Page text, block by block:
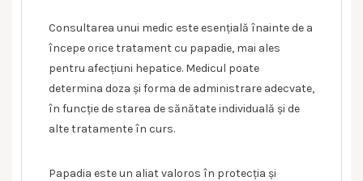
Consultarea unui medic este esențială înainte de a
începe orice tratament cu papadie, mai ales
pentru afecțiuni hepatice. Medicul poate
determina doza și forma de administrare adecvate,
în funcție de starea de sănătate individuală și de
alte tratamente în curs.
Papadia este un aliat valoros în protecția și